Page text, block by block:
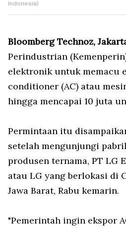
Indonesia)
Bloomberg Technoz,
Perindustrian
elektronik untuk memacu
conditioner (AC) atau
hingga mencapai 10 juta
Permintaan itu
setelah mengunjungi
produsen ternama, PT LG
atau LG yang berlokasi di
Jawa Barat, Rabu kemarin.
"Pemerintah ingin ekspor